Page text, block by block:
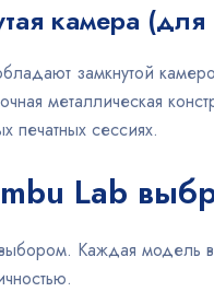
камера
замкнутой
металлическая
печатных сессиях.
Lab
Каждая модель